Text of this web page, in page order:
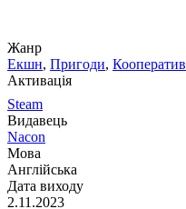
Жанр
Екшн, Пригоди, Кооператив
Активація
Steam
Видавець
Nacon
Мова
Англійська
Дата виходу
2.11.2023